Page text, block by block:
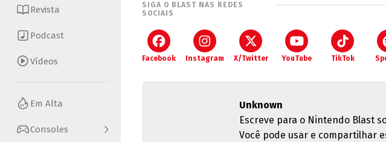
Revista
Podcast
Vídeos
Em Alta
Consoles
SIGA O BLAST NAS REDES
SOCIAIS
Facebook Instagram X/Twitter YouTube TikTok
Unknown
Escreve para o Nintendo Blast
Você pode usar e compartilhar